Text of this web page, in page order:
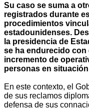
Su caso se suma a
registrados durante
procedimientos
estadounidenses.
la presidencia de
se ha endurecido con
incremento de
personas en
En este contexto, el
de sus reclamos
defensa de sus